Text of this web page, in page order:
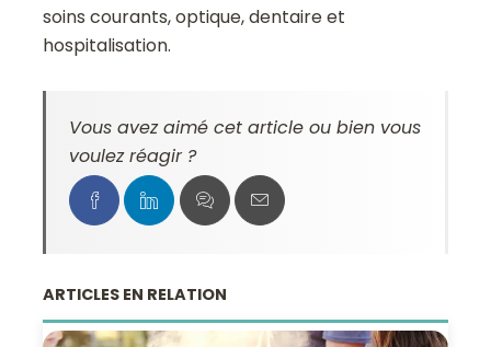
soins courants, optique, dentaire et
hospitalisation.
Vous avez aimé cet article ou bien vous
voulez réagir ?
ARTICLES EN RELATION